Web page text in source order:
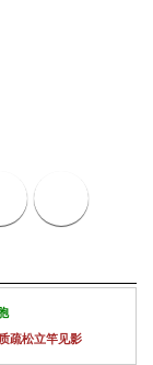
疏松立竿见影